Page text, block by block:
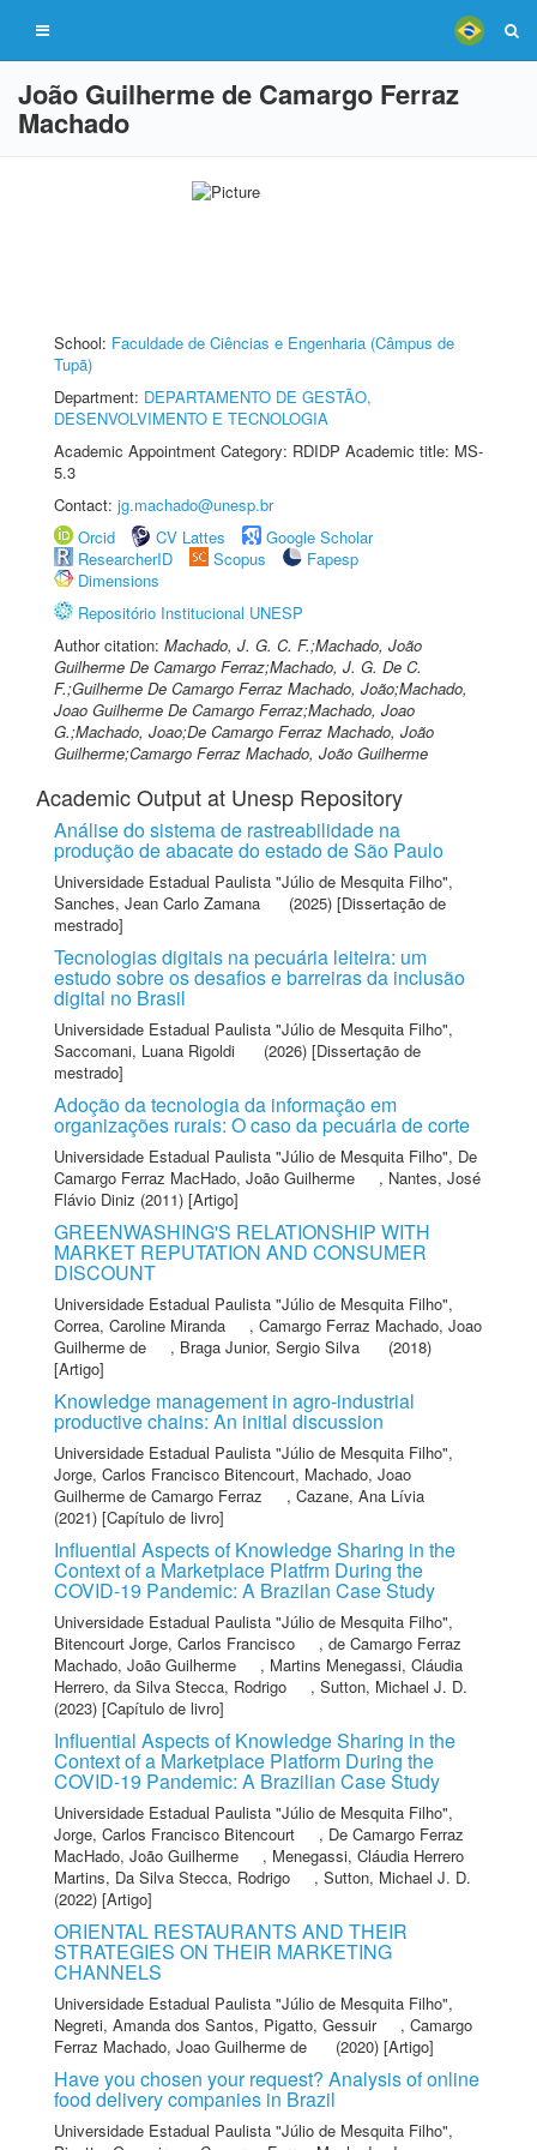
João Guilherme de Camargo Ferraz
Machado
School: Faculdade de Ciências e Engenharia (Câmpus de
Tupã)
Department: DEPARTAMENTO DE GESTÃO,
DESENVOLVIMENTO E TECNOLOGIA
Academic Appointment Category: RDIDP Academic title: MS-
5.3
Contact: jg.machado@unesp.br
Orcid
CV Lattes
Google Scholar
ResearcherID
Scopus
Fapesp
Dimensions
Repositório Institucional UNESP
Author citation: Machado, J. G. C. F.;Machado, João
Guilherme De Camargo Ferraz;Machado, J. G. De C.
F.;Guilherme De Camargo Ferraz Machado, João;Machado,
Joao Guilherme De Camargo Ferraz;Machado, Joao
G.;Machado, Joao;De Camargo Ferraz Machado, João
Guilherme;Camargo Ferraz Machado, João Guilherme
Academic Output at Unesp Repository
Análise do sistema de rastreabilidade na
produção de abacate do estado de São Paulo
Universidade Estadual Paulista "Júlio de Mesquita Filho",
Sanches, Jean Carlo Zamana
(2025) [Dissertação de
mestrado]
Tecnologias digitais na pecuária leiteira: um
estudo sobre os desafios e barreiras da inclusão
digital no Brasil
Universidade Estadual Paulista "Júlio de Mesquita Filho",
Saccomani, Luana Rigoldi
(2026) [Dissertação de
mestrado]
Adoção da tecnologia da informação em
organizações rurais: O caso da pecuária de corte
Universidade Estadual Paulista "Júlio de Mesquita Filho", De
Camargo Ferraz MacHado, João Guilherme
, Nantes, José
Flávio Diniz (2011) [Artigo]
GREENWASHING'S RELATIONSHIP WITH
MARKET REPUTATION AND CONSUMER
DISCOUNT
Universidade Estadual Paulista "Júlio de Mesquita Filho",
Correa, Caroline Miranda
, Camargo Ferraz Machado, Joao
Guilherme de
, Braga Junior, Sergio Silva
(2018)
[Artigo]
Knowledge management in agro-industrial
productive chains: An initial discussion
Universidade Estadual Paulista "Júlio de Mesquita Filho",
Jorge, Carlos Francisco Bitencourt, Machado, Joao
Guilherme de Camargo Ferraz
, Cazane, Ana Lívia
(2021) [Capítulo de livro]
Influential Aspects of Knowledge Sharing in the
Context of a Marketplace Platfrm During the
COVID-19 Pandemic: A Brazilan Case Study
Universidade Estadual Paulista "Júlio de Mesquita Filho",
Bitencourt Jorge, Carlos Francisco
, de Camargo Ferraz
Machado, João Guilherme
, Martins Menegassi, Cláudia
Herrero, da Silva Stecca, Rodrigo , Sutton, Michael J. D.
(2023) [Capítulo de livro]
Influential Aspects of Knowledge Sharing in the
Context of a Marketplace Platform During the
COVID-19 Pandemic: A Brazilian Case Study
Universidade Estadual Paulista "Júlio de Mesquita Filho",
Jorge, Carlos Francisco Bitencourt
, De Camargo Ferraz
MacHado, João Guilherme
, Menegassi, Cláudia Herrero
Martins, Da Silva Stecca, Rodrigo , Sutton, Michael J. D.
(2022) [Artigo]
ORIENTAL RESTAURANTS AND THEIR
STRATEGIES ON THEIR MARKETING
CHANNELS
Universidade Estadual Paulista "Júlio de Mesquita Filho",
Negreti, Amanda dos Santos, Pigatto, Gessuir , Camargo
Ferraz Machado, Joao Guilherme de
(2020) [Artigo]
Have you chosen your request? Analysis of online
food delivery companies in Brazil
Universidade Estadual Paulista "Júlio de Mesquita Filho",